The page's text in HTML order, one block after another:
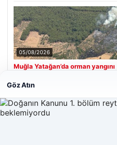
05/08/2026
Muğla Yatağan’da orman yangını
Son Eklenen Firmalar
Web sitemizi nasıl kullandığınızı
Göz Atın